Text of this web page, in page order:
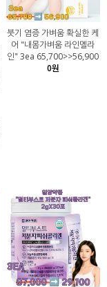
붓기 염증 가벼움 확실한 케
어 "내몸가벼움 라인멜라
인" 3ea 65,700>>56,900
0원